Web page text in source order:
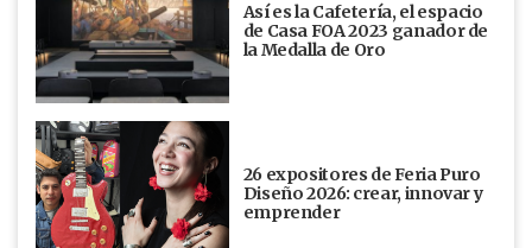
Así es la Cafetería, el espacio
de Casa FOA 2023 ganador de
la Medalla de Oro
26 expositores de Feria Puro
Diseño 2026: crear, innovar y
emprender